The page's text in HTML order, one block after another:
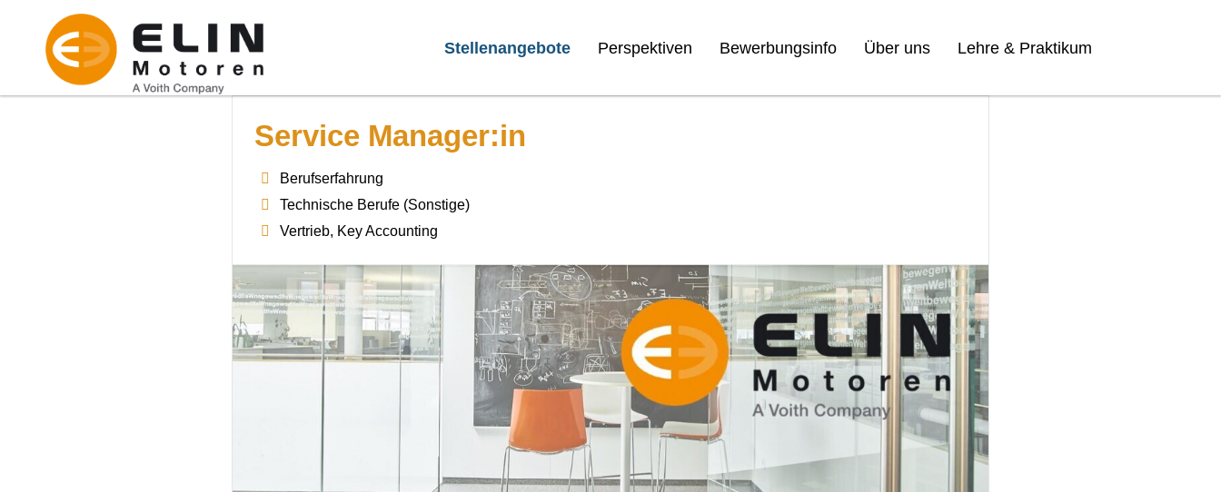
Stellenangebote Perspektiven Bewerbungsinfo Über uns Lehre & Praktikum
Service Manager:in
Berufserfahrung
Technische Berufe (Sonstige)
Vertrieb, Key Accounting